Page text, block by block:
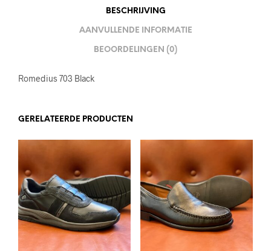
BESCHRIJVING
AANVULLENDE INFORMATIE
BEOORDELINGEN (0)
Romedius 703 Black
GERELATEERDE PRODUCTEN